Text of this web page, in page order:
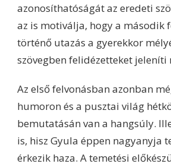
azonosíthatóságát az eredeti
az is motiválja, hogy a második
történő utazás a gyerekkor
szövegben felidézetteket jeleníti
Az első felvonásban azonban
humoron és a pusztai világ
bemutatásán van a hangsúly.
is, hisz Gyula éppen nagyanyja
érkezik haza. A temetési